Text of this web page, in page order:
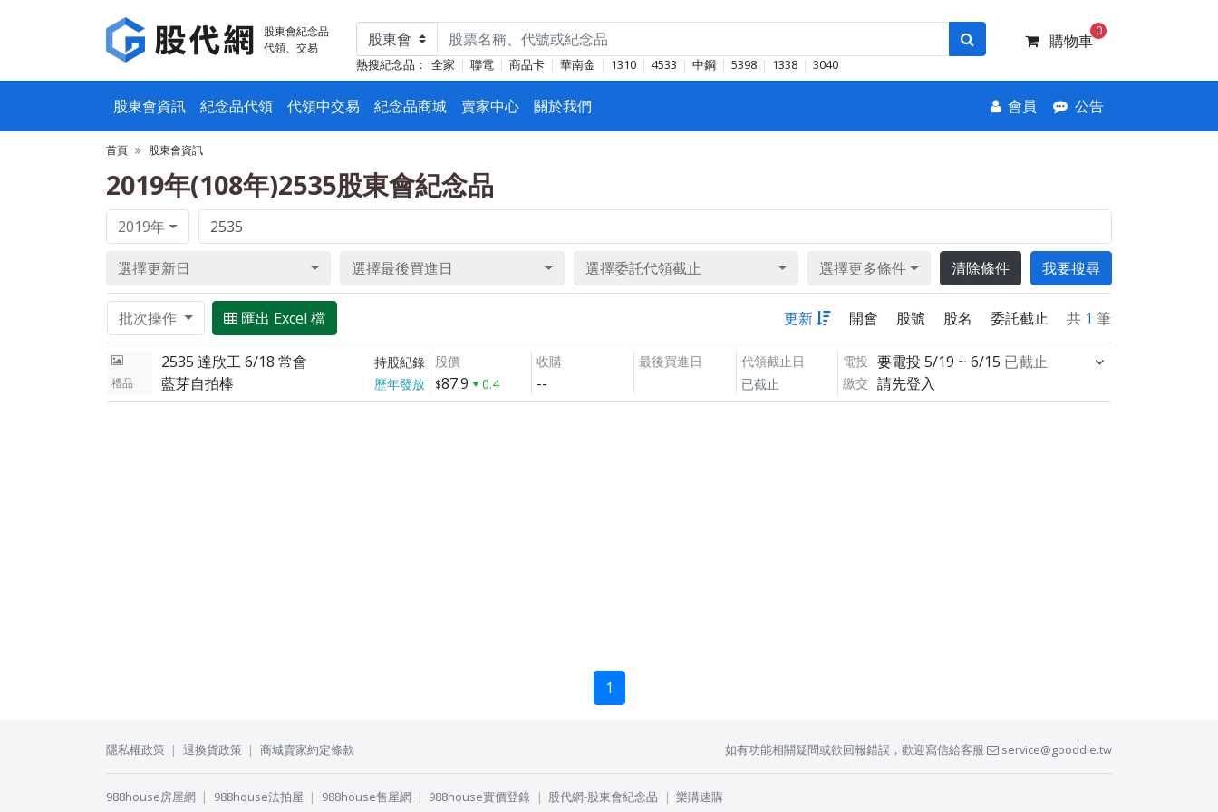
股東會紀念品
代領、交易
熱搜紀念品： 全家 聯電 商品卡 華南金 1310 4533 中鋼 5398 1338 3040
購物車
0
股東會資訊 紀念品代領 代領中交易 紀念品商城 賣家中心 關於我們 會員 公告
首頁 股東會資訊
2019年(108年)2535股東會紀念品
2019年
選擇更新日 選擇最後買進日 選擇委託代領截止 選擇更多條件 清除條件 我要搜尋
批次操作 匯出 Excel 檔 更新 開會 股號 股名 委託截止 共 1 筆
禮品
2535 達欣工 6/18 常會 持股紀錄
藍芽自拍棒 歷年發放
股價
87.9 0.4
收購
--
最後買進日
代領截止日
已截止
電投 要電投 5/19 ~ 6/15 已截止
繳交 請先登入
1
隱私權政策 退換貨政策 商城賣家約定條款 如有功能相關疑問或欲回報錯誤，歡迎寫信給客服 service@gooddie.tw
988house房屋網 988house法拍屋 988house售屋網 988house實價登錄 股代網-股東會紀念品 樂購速購